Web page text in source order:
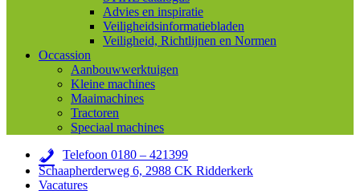
Advies en inspiratie
Veiligheidsinformatiebladen
Veiligheid, Richtlijnen en Normen
Occassion
Aanbouwwerktuigen
Kleine machines
Maaimachines
Tractoren
Speciaal machines
Telefoon 0180 – 421399
Schaapherderweg 6, 2988 CK Ridderkerk
Vacatures